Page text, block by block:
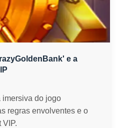
e a
imersiva do jogo
regras envolventes e o
VIP.